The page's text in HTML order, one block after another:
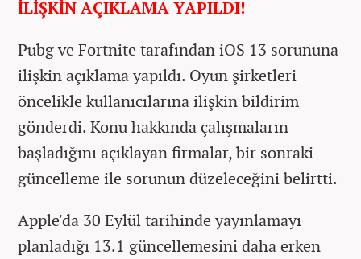
İLİŞKİN AÇIKLAMA YAPILDI!
Pubg ve Fortnite tarafından iOS 13 sorununa
ilişkin açıklama yapıldı. Oyun şirketleri
öncelikle kullanıcılarına ilişkin bildirim
gönderdi. Konu hakkında çalışmaların
başladığını açıklayan firmalar, bir sonraki
güncelleme ile sorunun düzeleceğini belirtti.
Apple'da 30 Eylül tarihinde yayınlamayı
planladığı 13.1 güncellemesini daha erken